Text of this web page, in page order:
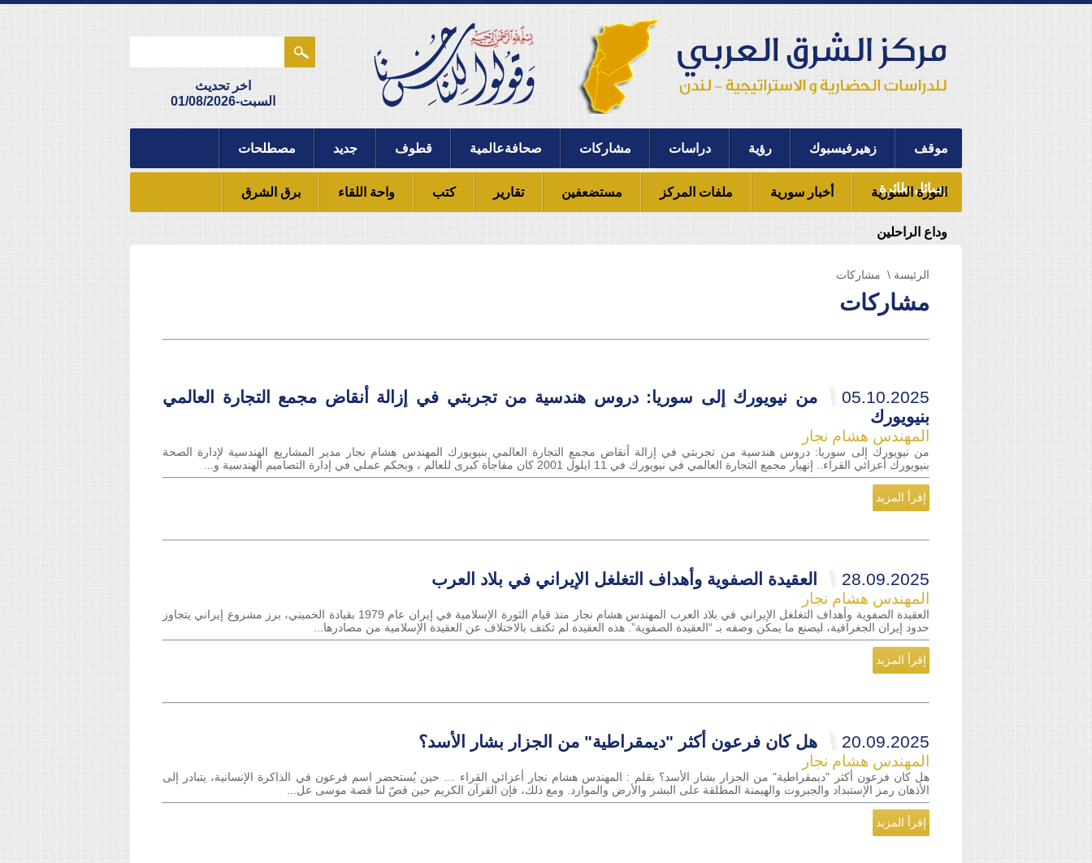
اخر تحديث
السبت-01/08/2026
موقف زهيرفيسبوك رؤية دراسات مشاركات صحافةعالمية قطوف جديد مصطلحات
رسائل طائرة
الثورة السورية أخبار سورية ملفات المركز مستضعفين تقارير كتب واحة اللقاء برق الشرق
وداع الراحلين
الرئيسة \ مشاركات
مشاركات
05.10.2025
من نيويورك إلى سوريا: دروس هندسية من تجربتي في إزالة أنقاض مجمع التجارة العالمي
بنيويورك
المهندس هشام نجار
من نيويورك إلى سوريا: دروس هندسية من تجربتي في إزالة أنقاض مجمع التجارة العالمي بنيويورك المهندس هشام نجار مدير المشاريع الهندسية لإدارة الصحة
بنيويورك أعزائي القراء.. إنهيار مجمع التجارة العالمي في نيويورك في 11 ايلول 2001 كان مفاجأة كبرى للعالم ، وبحكم عملي في إدارة التصاميم الهندسية و...
إقرأ المزيد
28.09.2025 العقيدة الصفوية وأهداف التغلغل الإيراني في بلاد العرب
المهندس هشام نجار
العقيدة الصفوية وأهداف التغلغل الإيراني في بلاد العرب المهندس هشام نجار منذ قيام الثورة الإسلامية في إيران عام 1979 بقيادة الخميني، برز مشروع إيراني يتجاوز
حدود إيران الجغرافية، ليصنع ما يمكن وصفه بـ “العقيدة الصفوية”. هذه العقيدة لم تكتف بالاختلاف عن العقيدة الإسلامية من مصادرها...
إقرأ المزيد
20.09.2025 هل كان فرعون أكثر "ديمقراطية" من الجزار بشار الأسد؟
المهندس هشام نجار
هل كان فرعون أكثر "ديمقراطية" من الجزار بشار الأسد؟ بقلم : المهندس هشام نجار أعزائي القراء … حين يُستحضر اسم فرعون في الذاكرة الإنسانية، يتبادر إلى
الأذهان رمز الإستبداد والجبروت والهيمنة المطلقة على البشر والأرض والموارد. ومع ذلك، فإن القرآن الكريم حين قصّ لنا قصة موسى عل...
إقرأ المزيد